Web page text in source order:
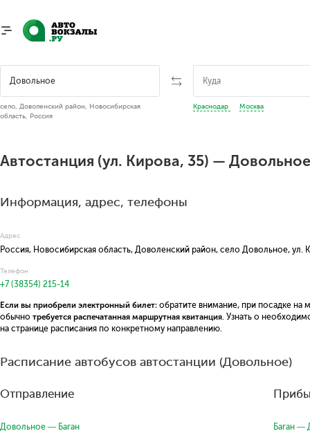
село, Доволенский район, Новосибирская
область, Россия
Краснодар Москва
Автостанция (ул. Кирова, 35) — Довольное
Информация, адрес, телефоны
Адрес
Россия, Новосибирская область, Доволенский район, село Довольное, ул.
Телефон
+7 (38354) 215-14
Если вы приобрели электронный билет: обратите внимание, при посадке
обычно требуется распечатанная маршрутная квитанция. Узнать о
на странице расписания по конкретному направлению.
Расписание автобусов автостанции (Довольное)
Отправление
Довольное — Баган Баган —